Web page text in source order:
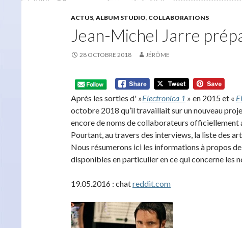
ACTUS, ALBUM STUDIO, COLLABORATIONS
Jean-Michel Jarre
28 OCTOBRE 2018 JÉRÔME
Après les sorties d' »Electronica 1 » en 2015 et «
octobre 2018 qu’il travaillait sur un nouveau
encore de noms de collaborateurs officiellement
Pourtant, au travers des interviews, la liste des
Nous résumerons ici les informations à propos
disponibles en particulier en ce qui concerne les
19.05.2016 : chatreddit.com